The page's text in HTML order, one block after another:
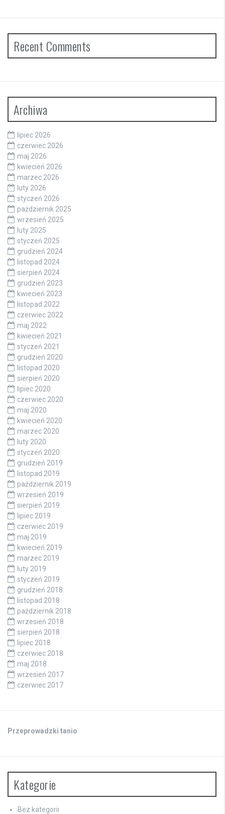
Recent Comments
Archiwa
lipiec 2026
czerwiec 2026
maj 2026
kwiecień 2026
marzec 2026
luty 2026
styczeń 2026
październik 2025
wrzesień 2025
luty 2025
styczeń 2025
grudzień 2024
listopad 2024
sierpień 2024
grudzień 2023
kwiecień 2023
listopad 2022
czerwiec 2022
maj 2022
kwiecień 2021
styczeń 2021
grudzień 2020
listopad 2020
sierpień 2020
lipiec 2020
czerwiec 2020
maj 2020
kwiecień 2020
marzec 2020
luty 2020
styczeń 2020
grudzień 2019
listopad 2019
październik 2019
wrzesień 2019
sierpień 2019
lipiec 2019
czerwiec 2019
maj 2019
kwiecień 2019
marzec 2019
luty 2019
styczeń 2019
grudzień 2018
listopad 2018
październik 2018
wrzesień 2018
sierpień 2018
lipiec 2018
czerwiec 2018
maj 2018
wrzesień 2017
czerwiec 2017
Przeprowadzki tanio
Kategorie
Bez kategorii